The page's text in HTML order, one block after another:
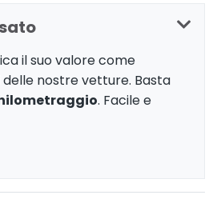
il suo valore come
nostre vetture. Basta
. Facile e